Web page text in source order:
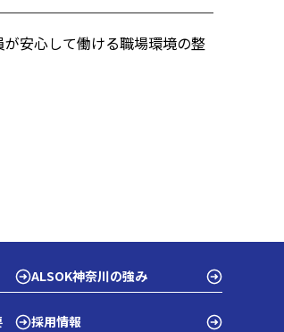
安心して働ける職場環境の整
ALSOK神奈川の強み
採用情報